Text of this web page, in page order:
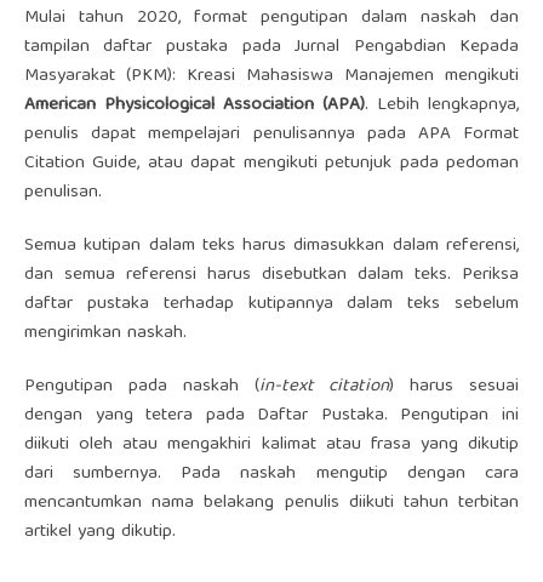
Mulai tahun 2020, format pengutipan dalam naskah dan
tampilan daftar pustaka pada Jurnal Pengabdian Kepada
Masyarakat (PKM): Kreasi Mahasiswa Manajemen mengikuti
American Physicological Association (APA). Lebih lengkapnya,
penulis dapat mempelajari penulisannya pada APA Format
Citation Guide, atau dapat mengikuti petunjuk pada pedoman
penulisan.
Semua kutipan dalam teks harus dimasukkan dalam referensi,
dan semua referensi harus disebutkan dalam teks. Periksa
daftar pustaka terhadap kutipannya dalam teks sebelum
mengirimkan naskah.
Pengutipan pada naskah (in-text citation) harus sesuai
dengan yang tetera pada Daftar Pustaka. Pengutipan ini
diikuti oleh atau mengakhiri kalimat atau frasa yang dikutip
dari sumbernya. Pada naskah mengutip dengan cara
mencantumkan nama belakang penulis diikuti tahun terbitan
artikel yang dikutip.